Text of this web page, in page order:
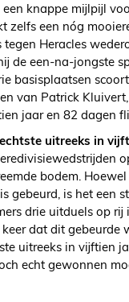
knappe mijlpijl
zelfs een nóg
tegen Heracles
de een-na-jongste
basisplaatsen
van Patrick
jaar en 82 dagen
uitreeks in
bodem.
gebeurd, is het een
drie uitduels op rij
dat dit gebeurde
uitreeks in vijftien
echt gewonnen